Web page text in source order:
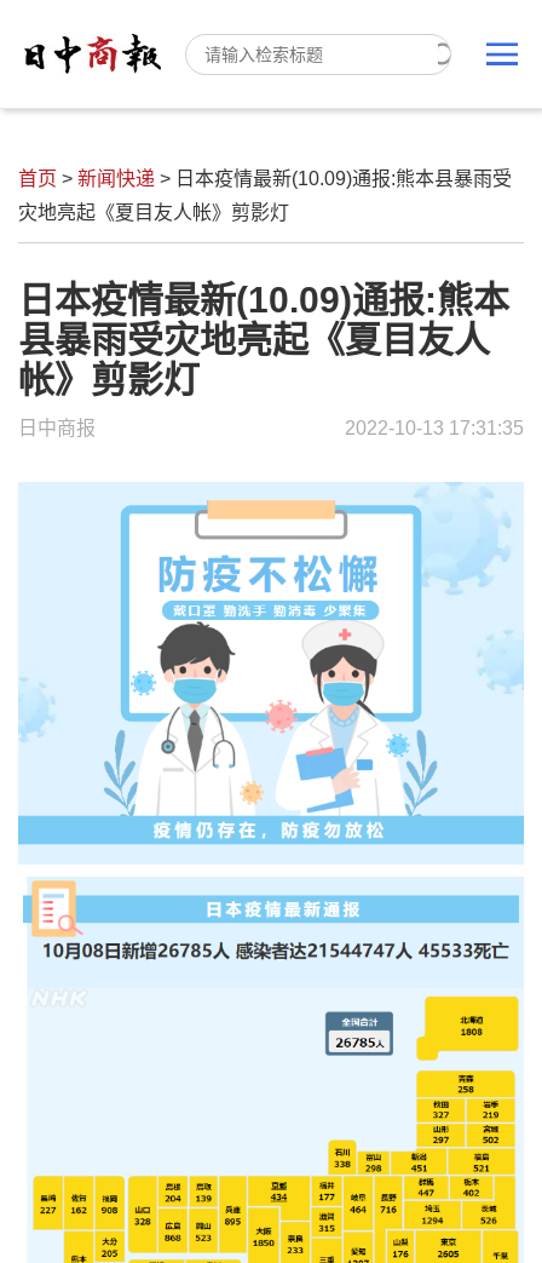
首页 > 新闻快递 > 日本疫情最新(10.09)通报:熊本县暴雨受
灾地亮起《夏目友人帐》剪影灯
日本疫情最新(10.09)通报:熊本
县暴雨受灾地亮起《夏目友人
帐》剪影灯
日中商报 2022-10-13 17:31:35